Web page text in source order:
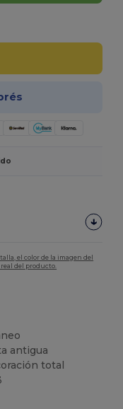
el color de la imagen del
del producto.
antigua
total